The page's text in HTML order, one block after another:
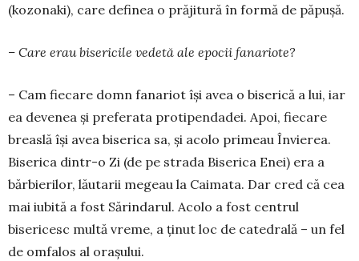
(kozonaki), care definea o prăjitură în formă de păpușă.
– Care erau bisericile vedetă ale epocii fanariote?
– Cam fiecare domn fanariot își avea o biserică a lui, iar
ea devenea și preferata protipendadei. Apoi, fiecare
breaslă își avea biserica sa, și acolo primeau Învierea.
Biserica dintr-o Zi (de pe strada Biserica Enei) era a
bărbierilor, lăutarii megeau la Caimata. Dar cred că cea
mai iubită a fost Sărindarul. Acolo a fost centrul
bisericesc multă vreme, a ținut loc de catedrală – un fel
de omfalos al orașului.